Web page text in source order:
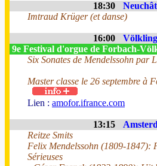
18:30
Imtraud Krüger (et danse)
16:00
9e Festival d'orgue de Forbach-
Six Sonates de Mendelssohn par
Master classe le 26 septembre à
Lien : amofor.ifrance.com
13:15
Reitze Smits
Felix Mendelssohn (1809-1847):
Sérieuses